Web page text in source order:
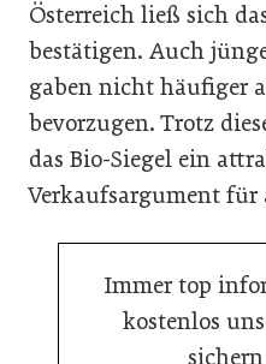
Österreich ließ sich
bestätigen. Auch
gaben nicht häufiger
bevorzugen. Trotz
das Bio-Siegel ein
Verkaufsargument für
Immer top
kostenlos